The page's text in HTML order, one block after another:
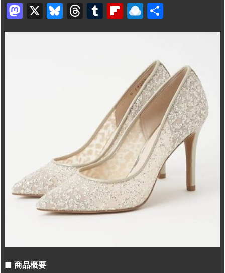
M
a
X
Bl
u
T
hr
T
u
Fl
ip
ar
d
R
ai
dr
o
p.
io
有
■ 商品概要